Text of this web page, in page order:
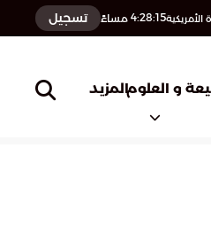
4:28:16 مساءً تسجيل
و العلومالمزيد